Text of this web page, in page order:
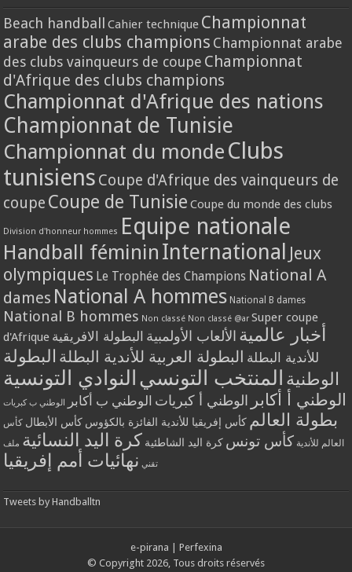
Beach handball Cahier technique Championnat
arabe des clubs champions Championnat arabe
des clubs vainqueurs de coupe Championnat
d'Afrique des clubs champions
Championnat d'Afrique des nations
Championnat de Tunisie
Championnat du monde Clubs
tunisiens Coupe d'Afrique des vainqueurs de
coupe Coupe de Tunisie Coupe du monde des clubs
Division d'honneur hommes Equipe nationale
Handball féminin International Jeux
olympiques Le Trophée des Champions National A
dames National A hommes National B dames
National B hommes Non classé Non classé @ar Super coupe
d'Afrique
أخبار عالمية الألعاب الأولمبية البطولة الافريقية
للأندية البطلة البطولة العربية للأندية البطلة البطولة
الوطنية المنتخب التونسي النوادي التونسية
الوطني أ أكابر الوطني أ كبريات الوطني ب أكابر الوطني ب كبريات
بطولة العالم كأس إفريقيا للأندية الفائزة بالكؤوس كأس الأبطال كأس
العالم للأندية كأس تونس كرة اليد الشاطئية كرة اليد النسائية ملف
تقني نهائيات أمم إفريقيا
Tweets by Handballtn
e-pirana
Perfexina
© Copyright 2026, Tous droits réservés